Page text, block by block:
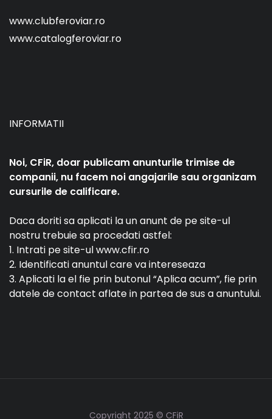
www.clubferoviar.ro
www.catalogferoviar.ro
INFORMATII
Noi, CFiR, doar publicam anunturile trimise de
companii, nu facem noi angajarile sau organizam
cursurile de calificare.
Daca doriti sa aplicati la un anunt de pe site-ul
nostru trebuie sa procedati astfel:
1. Intrati pe site-ul www.cfir.ro
2. Identificati anuntul care va intereseaza
3. Aplicati la el fie prin butonul “Aplica acum”, fie prin
datele de contact aflate in partea de sus a anuntului.
Copyright 2025 © CFiR